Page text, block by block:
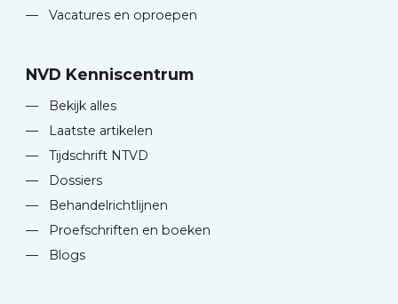
—
Vacatures en oproepen
NVD Kenniscentrum
—
Bekijk alles
—
Laatste artikelen
—
Tijdschrift NTVD
—
Dossiers
—
Behandelrichtlijnen
—
Proefschriften en boeken
—
Blogs